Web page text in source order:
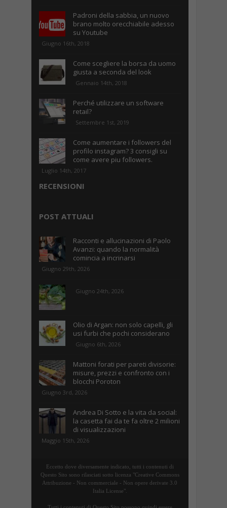
Padroni della sabbia, un nuovo
brano molto orecchiabile adesso
su Youtube
Giugno 16th, 2018
Come scegliere la borsa da uomo
giusta a seconda del look
Gennaio 14th, 2018
Perché utilizzare un software
retail?
Settembre 1st, 2019
Come aumentare i followers del
profilo instagram? 3 consigli su
come avere piu followers.
Luglio 14th, 2017
RECENSIONI
POST ATTUALI
Racconti e allucinazioni di Paolo
Avanzi: quando la normalità
comincia a incrinarsi
Giugno 29th, 2026
Giugno 24th, 2026
Olio di Argan: non solo capelli, gli
usi furbi che pochi considerano
Giugno 6th, 2026
Mattoni forati per pareti divisorie:
misure, prezzi e confronto con i
blocchi Poroton
Giugno 3rd, 2026
Andrea Di Sotto e la vita da social:
la casetta fai da te fa oltre 2 milioni
di visualizzazioni
Maggio 15th, 2026
Eccetto dove diversamente indicato, tutti i contenuti di
Questo Sito sono rilasciati sotto licenza "Creative Commons
Attribuzione - Non commerciale - Non opere derivate 3.0
Italia License".